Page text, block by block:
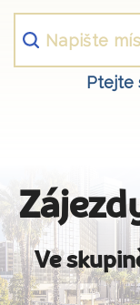
Ptejte
Ve